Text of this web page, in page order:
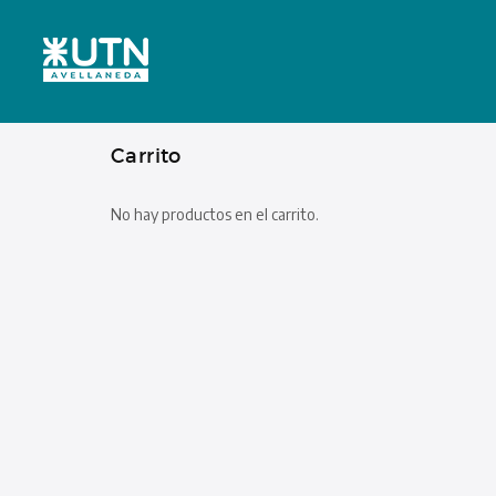
Carrito
No hay productos en el carrito.